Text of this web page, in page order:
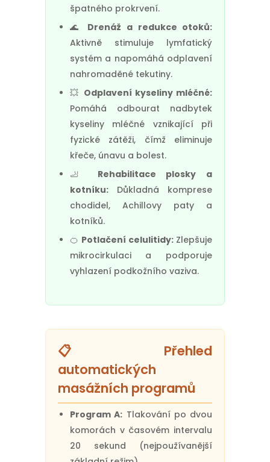
špatného prokrvení.
🌊 Drenáž a redukce otoků:
Aktivně stimuluje lymfatický
systém a napomáhá odplavení
nahromaděné tekutiny.
💥 Odplavení kyseliny mléčné:
Pomáhá odbourat nadbytek
kyseliny mléčné vznikající při
fyzické zátěži, čímž eliminuje
křeče, únavu a bolest.
🦶 Rehabilitace plosky a
kotníku:Důkladná komprese
chodidel, Achillovy paty a
kotníků.
🍊 Potlačení celulitidy:Zlepšuje
mikrocirkulaci a podporuje
vyhlazení podkožního vaziva.
📋 Přehled
automatických
masážních programů
Program A: Tlakování po dvou
komorách v časovém intervalu
20 sekund (nejpoužívanější